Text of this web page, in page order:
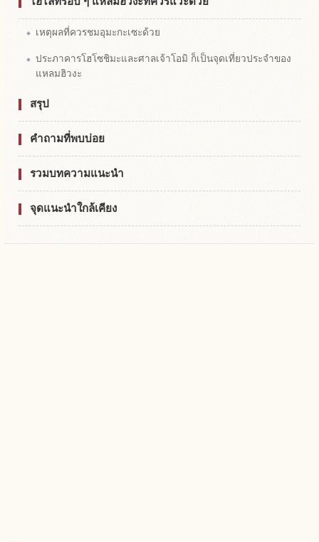
เหตุผลที่ควรชมอุมะกะเซะด้วย
ประภาคารโฮโซชิมะและศาลเจ้าโอมิ ก็เป็นจุดเที่ยวประจำของ
แหลมฮิวงะ
สรุป
คำถามที่พบบ่อย
รวมบทความแนะนำ
จุดแนะนำใกล้เคียง